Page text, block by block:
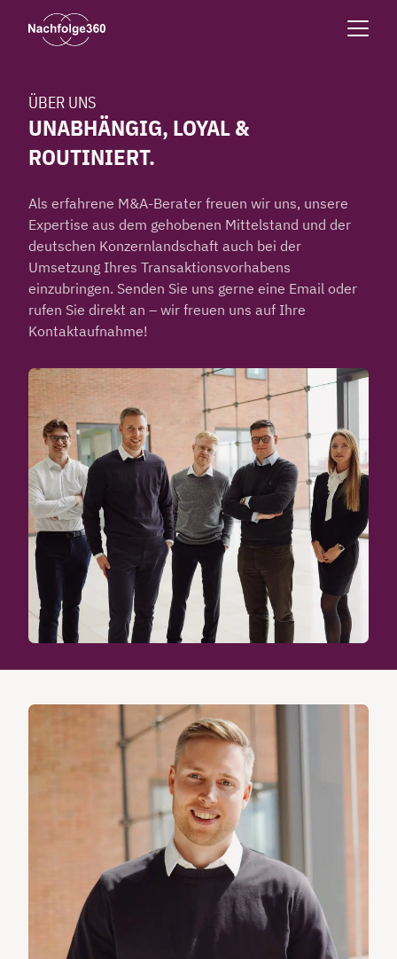
ÜBER UNS
UNABHÄNGIG, LOYAL &
ROUTINIERT.
Als erfahrene M&A-Berater freuen wir uns, unsere
Expertise aus dem gehobenen Mittelstand und der
deutschen Konzernlandschaft auch bei der
Umsetzung Ihres Transaktionsvorhabens
einzubringen. Senden Sie uns gerne eine Email oder
rufen Sie direkt an – wir freuen uns auf Ihre
Kontaktaufnahme!